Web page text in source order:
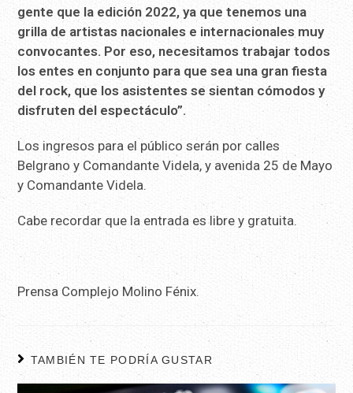
gente que la edición 2022, ya que tenemos una
grilla de artistas nacionales e internacionales muy
convocantes. Por eso, necesitamos trabajar todos
los entes en conjunto para que sea una gran fiesta
del rock, que los asistentes se sientan cómodos y
disfruten del espectáculo”.
Los ingresos para el público serán por calles
Belgrano y Comandante Videla, y avenida 25 de Mayo
y Comandante Videla.
Cabe recordar que la entrada es libre y gratuita.
Prensa Complejo Molino Fénix.
TAMBIÉN TE PODRÍA GUSTAR